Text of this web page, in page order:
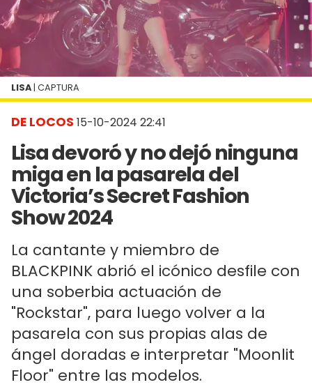
DE LOCOS 15-10-2024 22:41
Lisa devoró y no dejó ninguna
miga en la pasarela del
Victoria’s Secret Fashion
Show 2024
La cantante y miembro de
BLACKPINK abrió el icónico desfile con
una soberbia actuación de
"Rockstar", para luego volver a la
pasarela con sus propias alas de
ángel doradas e interpretar "Moonlit
Floor" entre las modelos.
LISA | CAPTURA